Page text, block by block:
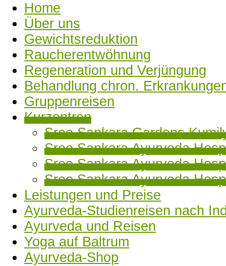
Home
Über uns
Gewichtsreduktion
Raucherentwöhnung
Regeneration und Verjüngung
Behandlung chron.
Gruppenreisen
Kurzentren
Sree Sankara Gardens
Sree Sankara Ayurveda
Sree Sankara Ayurveda
Sree Sankara Ayurveda
Leistungen und Preise
Ayurveda-Studienreisen nach
Ayurveda und Reisen
Yoga auf Baltrum
Ayurveda-Shop